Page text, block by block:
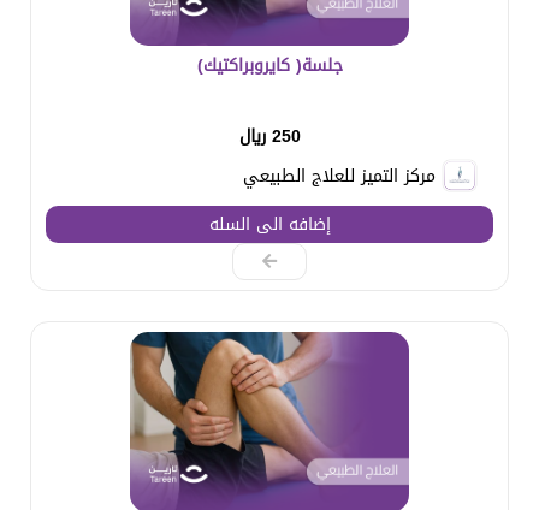
جلسة( كايروبراكتيك)
250 ريال
مركز التميز للعلاج الطبيعي
إضافه الى السله